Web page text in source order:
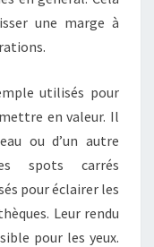
une marge à
utilisés pour
en valeur. Il
ou d’un autre
spots carrés
pour éclairer les
Leur rendu
pour les yeux.